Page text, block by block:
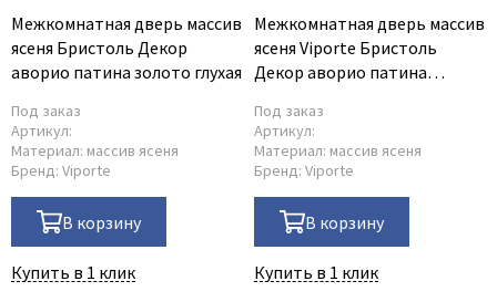
Межкомнатная дверь массив
ясеня Бристоль Декор
аворио патина золото глухая
Под заказ
Артикул:
Материал: массив ясеня
Бренд: Viporte
В корзину
Купить в 1 клик
Межкомнатная дверь массив
ясеня Viporte Бристоль
Декор аворио патина
Под заказ
Артикул:
Материал: массив ясеня
Бренд: Viporte
В корзину
Купить в 1 клик